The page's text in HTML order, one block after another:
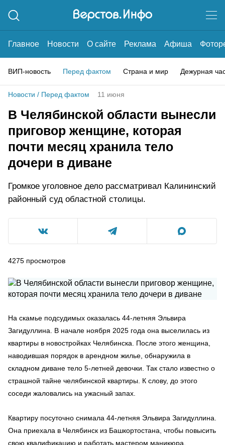
Главное Новости О сайте Реклама Афиша
ВИП-новость Перед фактом Страна и мир Дежурная
Новости / Перед фактом 11 июня
В Челябинской области вынесли
приговор женщине, которая
почти месяц хранила тело
дочери в диване
Громкое уголовное дело рассматривал Калининский
районный суд областной столицы.
4275 просмотров
На скамье подсудимых оказалась 44-летняя Эльвира
Загидуллина. В начале ноября 2025 года она выселилась из
квартиры в новостройках Челябинска. После этого женщина,
наводившая порядок в арендном жилье, обнаружила в
складном диване тело 5-летней девочки. Так стало известно о
страшной тайне челябинской квартиры. К слову, до этого
соседи жаловались на ужасный запах.
Квартиру посуточно снимала 44-летняя Эльвира Загидуллина.
Она приехала в Челябинск из Башкортостана, чтобы повысить
свою квалификацию и работать мастером маникюра.